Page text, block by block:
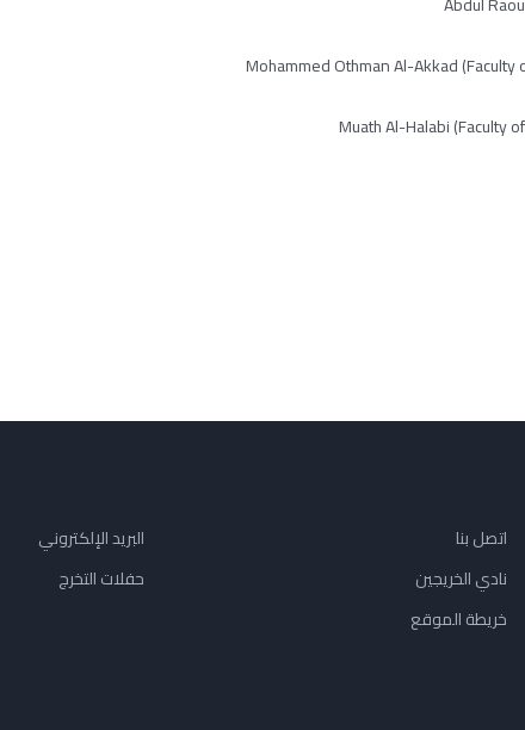
Mohammed Othman Al-Akkad
Muath Al-Halabi (Faculty
اتصل بنا
نادي الخريجين
خريطة الموقع
البريد الإلكتروني
حفلات التخرج